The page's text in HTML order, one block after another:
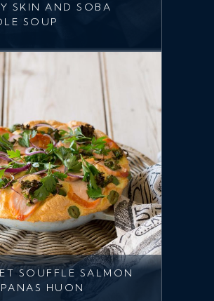
SKIN AND SOBA
SOUP
SOUFFLE SALMON
HUON